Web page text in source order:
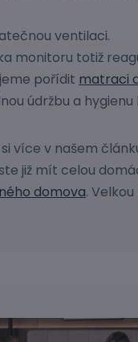
ventilaci.
monitoru totiž
pořídit matraci
údržbu a hygienu
více v našem
již mít celou
domova.